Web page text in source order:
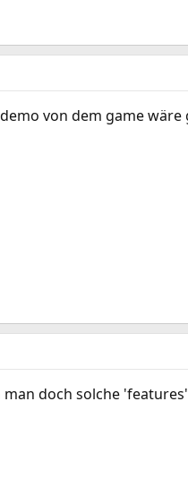
von dem game
man doch solche